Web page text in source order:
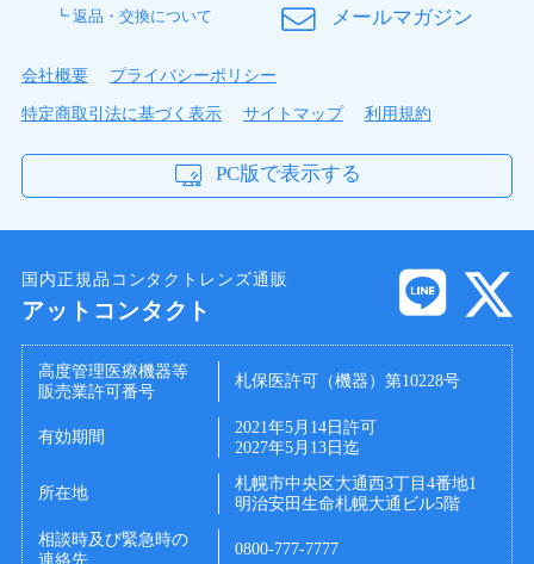
製品スペック
1日の終わりまでうるおい時間を楽しむ新世代ワ
ンデー。1日をもっとアクティブに過ごしたいあ
┗ 返品・交換について メールマガジン
会社概要
プライバシーポリシー
特定商取引法に基づく表示
サイトマップ 利用規約
PC版で表示する
国内正規品コンタクトレンズ通販
アットコンタクト
高度管理医療機器等
販売業許可番号
札保医許可（機器）第10228号
有効期間
2021年5月14日許可
2027年5月13日迄
所在地
札幌市中央区大通西3丁目4番地1
明治安田生命札幌大通ビル5階
相談時及び緊急時の
連絡先
0800-777-7777